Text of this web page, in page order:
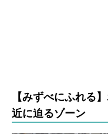
【みずべにふれる
近に迫るゾーン